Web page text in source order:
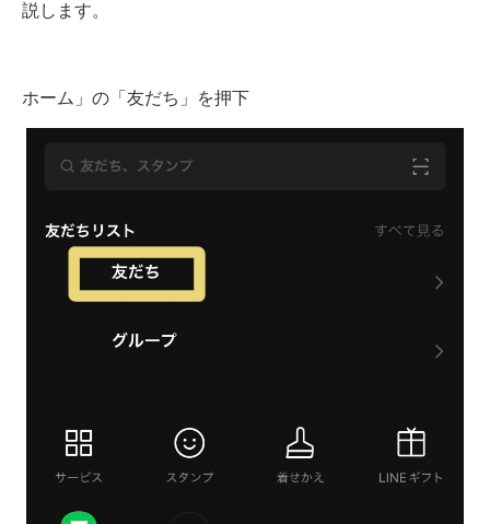
説します。
ホーム」の「友だち」を押下